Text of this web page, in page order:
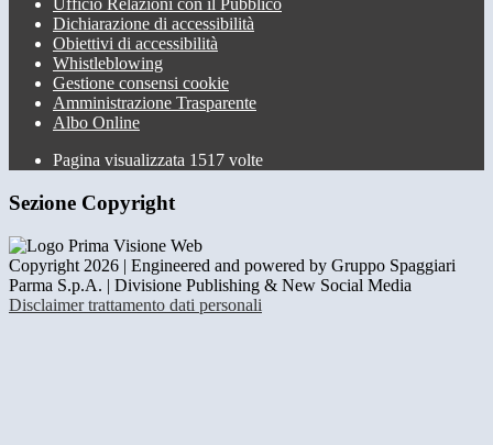
Ufficio Relazioni con il Pubblico
Dichiarazione di accessibilità
Obiettivi di accessibilità
Whistleblowing
Gestione consensi cookie
Amministrazione Trasparente
Albo Online
Pagina visualizzata 1517 volte
Sezione Copyright
Copyright 2026 | Engineered and powered by Gruppo Spaggiari
Parma S.p.A. | Divisione Publishing & New Social Media
Disclaimer trattamento dati personali